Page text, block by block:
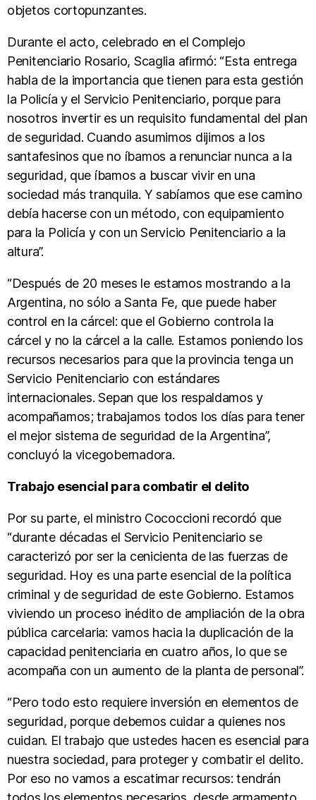
objetos cortopunzantes.
Durante el acto, celebrado en el Complejo
Penitenciario Rosario, Scaglia afirmó: “Esta entrega
habla de la importancia que tienen para esta gestión
la Policía y el Servicio Penitenciario, porque para
nosotros invertir es un requisito fundamental del plan
de seguridad. Cuando asumimos dijimos a los
santafesinos que no íbamos a renunciar nunca a la
seguridad, que íbamos a buscar vivir en una
sociedad más tranquila. Y sabíamos que ese camino
debía hacerse con un método, con equipamiento
para la Policía y con un Servicio Penitenciario a la
altura”.
“Después de 20 meses le estamos mostrando a la
Argentina, no sólo a Santa Fe, que puede haber
control en la cárcel: que el Gobierno controla la
cárcel y no la cárcel a la calle. Estamos poniendo los
recursos necesarios para que la provincia tenga un
Servicio Penitenciario con estándares
internacionales. Sepan que los respaldamos y
acompañamos; trabajamos todos los días para tener
el mejor sistema de seguridad de la Argentina”,
concluyó la vicegobernadora.
Trabajo esencial para combatir el delito
Por su parte, el ministro Cococcioni recordó que
“durante décadas el Servicio Penitenciario se
caracterizó por ser la cenicienta de las fuerzas de
seguridad. Hoy es una parte esencial de la política
criminal y de seguridad de este Gobierno. Estamos
viviendo un proceso inédito de ampliación de la obra
pública carcelaria: vamos hacia la duplicación de la
capacidad penitenciaria en cuatro años, lo que se
acompaña con un aumento de la planta de personal”.
“Pero todo esto requiere inversión en elementos de
seguridad, porque debemos cuidar a quienes nos
cuidan. El trabajo que ustedes hacen es esencial para
nuestra sociedad, para proteger y combatir el delito.
Por eso no vamos a escatimar recursos: tendrán